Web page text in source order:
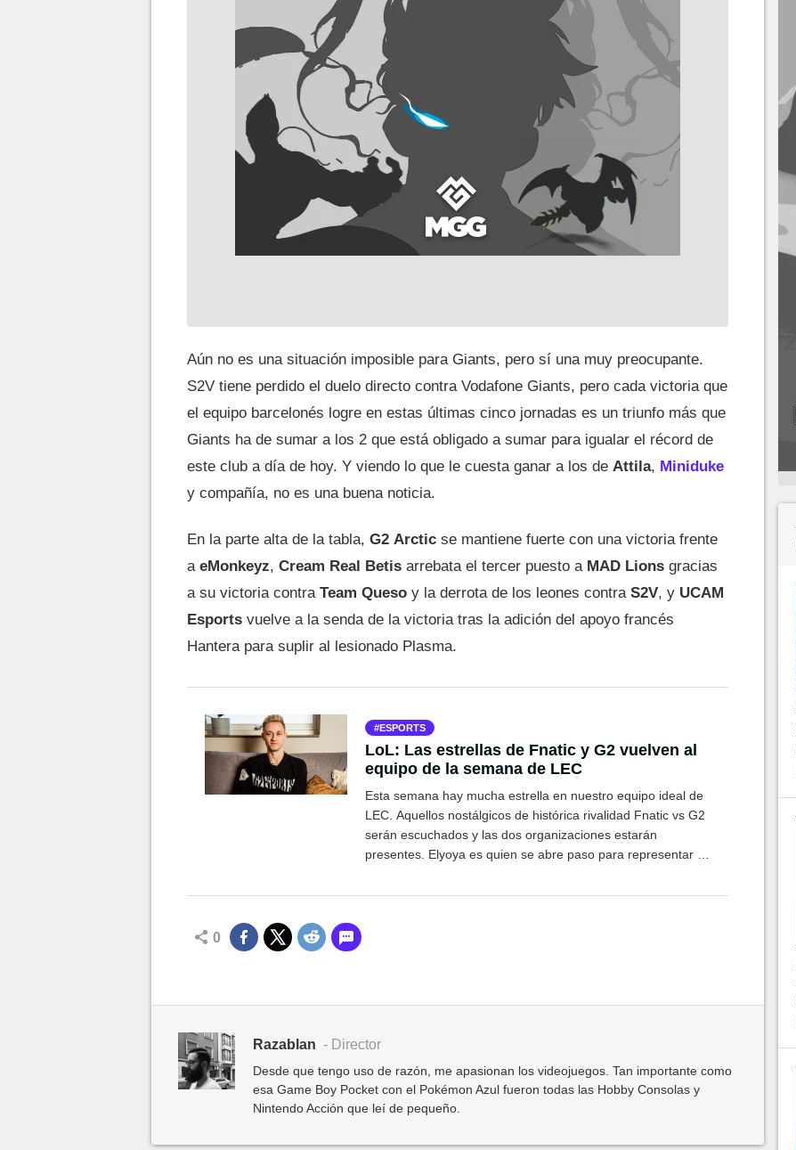
Aún no es una situación imposible para Giants, pero sí una muy preocupante.
S2V tiene perdido el duelo directo contra Vodafone Giants, pero cada victoria que
el equipo barcelonés logre en estas últimas cinco jornadas es un triunfo más que
Giants ha de sumar a los 2 que está obligado a sumar para igualar el récord de
este club a día de hoy. Y viendo lo que le cuesta ganar a los de Attila, Miniduke
y compañía, no es una buena noticia.
En la parte alta de la tabla, G2 Arctic se mantiene fuerte con una victoria frente
a eMonkeyz, Cream Real Betis arrebata el tercer puesto a MAD Lions gracias
a su victoria contra Team Queso y la derrota de los leones contra S2V, y UCAM
Esports vuelve a la senda de la victoria tras la adición del apoyo francés
Hantera para suplir al lesionado Plasma.
ESPORTS
LoL: Las estrellas de Fnatic y G2 vuelven al
equipo de la semana de LEC
Esta semana hay mucha estrella en nuestro equipo ideal de
LEC. Aquellos nostálgicos de histórica rivalidad Fnatic vs G2
serán escuchados y las dos organizaciones estarán
presentes. Elyoya es quien se abre paso para representar a
0
Razablan - Director
Desde que tengo uso de razón, me apasionan los videojuegos. Tan importante como
esa Game Boy Pocket con el Pokémon Azul fueron todas las Hobby Consolas y
Nintendo Acción que leí de pequeño.